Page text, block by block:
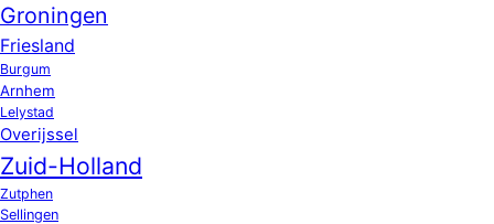
Groningen
Friesland
Burgum
Arnhem
Lelystad
Overijssel
Zuid-Holland
Zutphen
Sellingen